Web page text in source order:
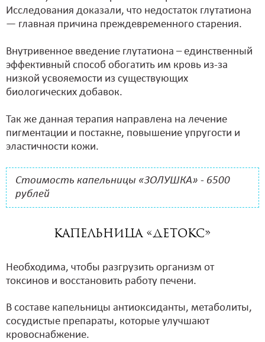
Исследования доказали, что недостаток глутатиона
— главная причина преждевременного старения.
Внутривенное введение глутатиона – единственный
эффективный способ обогатить им кровь из-за
низкой усвояемости из существующих
биологических добавок.
Так же данная терапия направлена на лечение
пигментации и постакне, повышение упругости и
эластичности кожи.
Стоимость капельницы «ЗОЛУШКА» - 6500
рублей
КАПЕЛЬНИЦА «ДЕТОКС»
Необходима, чтобы разгрузить организм от
токсинов и восстановить работу печени.
В составе капельницы антиоксиданты, метаболиты,
сосудистые препараты, которые улучшают
кровоснабжение.